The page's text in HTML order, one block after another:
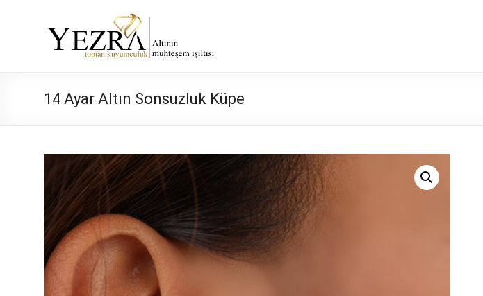
Yezra
Gold
Muhteşem
14 Ayar Altın Sonsuzluk Küpe